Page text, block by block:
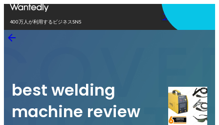
400万人が利用するビジネスSNS
アプリを使う
best welding
machine review